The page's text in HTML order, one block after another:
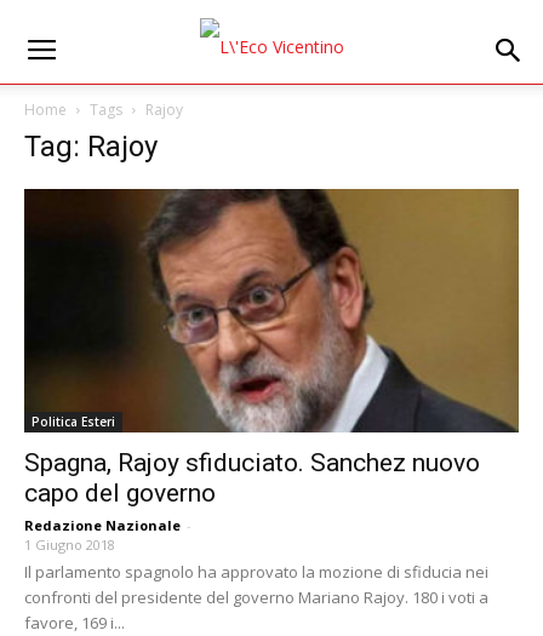
Home Tags Rajoy
Tag: Rajoy
Politica Esteri
Spagna, Rajoy sfiduciato. Sanchez nuovo
capo del governo
Redazione Nazionale -
1 Giugno 2018
Il parlamento spagnolo ha approvato la mozione di sfiducia nei
confronti del presidente del governo Mariano Rajoy. 180 i voti a
favore, 169 i...